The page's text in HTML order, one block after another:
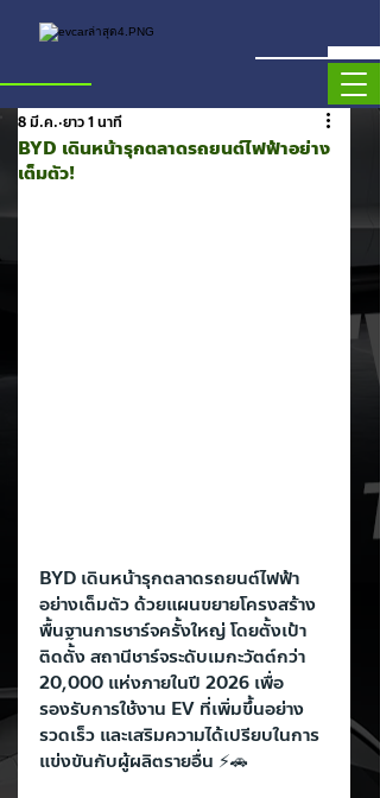
BYD เดินหน้ารุกตลาดรถยนต์ไฟฟ้าอย่าง
เต็มตัว!
8 มี.ค. ยาว 1 นาที
BYD เดินหน้ารุกตลาดรถยนต์ไฟฟ้า
อย่างเต็มตัว ด้วยแผนขยายโครงสร้าง
พื้นฐานการชาร์จครั้งใหญ่ โดยตั้งเป้า
ติดตั้ง สถานีชาร์จระดับเมกะวัตต์กว่า
20,000 แห่งภายในปี 2026 เพื่อ
รองรับการใช้งาน EV ที่เพิ่มขึ้นอย่าง
รวดเร็ว และเสริมความได้เปรียบในการ
แข่งขันกับผู้ผลิตรายอื่น ⚡🚗